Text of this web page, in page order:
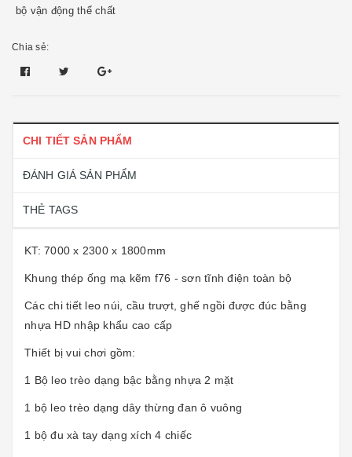
bộ vận động thể chất
Chia sẻ:
CHI TIẾT SẢN PHẨM
ĐÁNH GIÁ SẢN PHẨM
THẺ TAGS
KT: 7000 x 2300 x 1800mm
Khung thép ống mạ kẽm f76 - sơn tĩnh điện toàn bộ
Các chi tiết leo núi, cầu trượt, ghế ngồi được đúc bằng
nhựa HD nhập khẩu cao cấp
Thiết bị vui chơi gồm:
1 Bộ leo trèo dạng bậc bằng nhựa 2 mặt
1 bộ leo trèo dạng dây thừng đan ô vuông
1 bộ đu xà tay dạng xích 4 chiếc